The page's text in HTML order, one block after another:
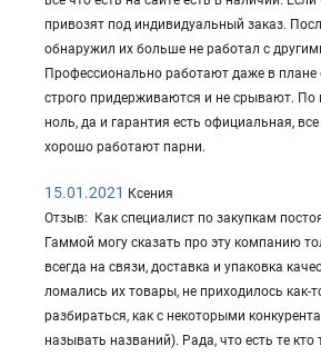
привозят под индивидуальный заказ.
обнаружил их больше не работал с
Профессионально работают даже в плане
строго придерживаются и не срывают. По
ноль, да и гарантия есть официальная,
хорошо работают парни.
15.01.2021 Ксения
Отзыв: Как специалист по закупкам
Гаммой могу сказать про эту компанию
всегда на связи, доставка и упаковка
ломались их товары, не приходилось как-
разбираться, как с некоторыми
называть названий). Рада, что есть те